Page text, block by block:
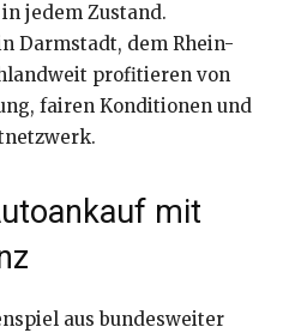
jedem Zustand.
Darmstadt, dem Rhein-
profitieren von
fairen Konditionen und
mit
aus bundesweiter